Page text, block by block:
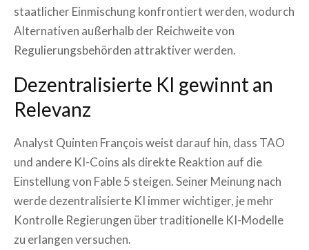
staatlicher Einmischung konfrontiert werden, wodurch
Alternativen außerhalb der Reichweite von
Regulierungsbehörden attraktiver werden.
Dezentralisierte KI gewinnt an
Relevanz
Analyst Quinten François weist darauf hin, dass TAO
und andere KI-Coins als direkte Reaktion auf die
Einstellung von Fable 5 steigen. Seiner Meinung nach
werde dezentralisierte KI immer wichtiger, je mehr
Kontrolle Regierungen über traditionelle KI-Modelle
zu erlangen versuchen.